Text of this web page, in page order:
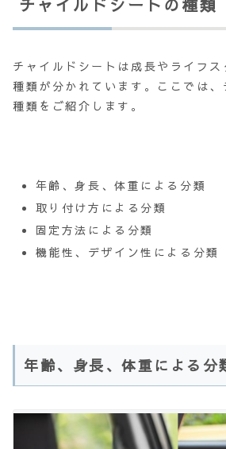
チャイルドシートの種類
チャイルドシートは成長やライフス
種類が分かれています。ここでは
種類をご紹介します。
年齢、身長、体重による分類
取り付け方による分類
固定方法による分類
機能性、デザイン性による分類
年齢、身長、体重による分